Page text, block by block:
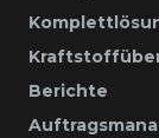
Berichte